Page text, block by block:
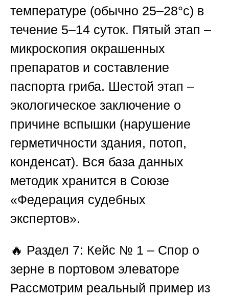
температуре (обычно 25–28°c) в
течение 5–14 суток. Пятый этап –
микроскопия окрашенных
препаратов и составление
паспорта гриба. Шестой этап –
экологическое заключение о
причине вспышки (нарушение
герметичности здания, потоп,
конденсат). Вся база данных
методик хранится в Союзе
«Федерация судебных
экспертов».
🔥 Раздел 7: Кейс № 1 – Спор о
зерне в портовом элеваторе
Рассмотрим реальный пример из